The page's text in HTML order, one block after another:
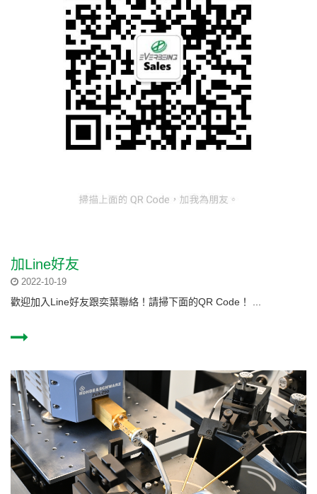
加Line好友
2022-10-19
歡迎加入Line好友跟奕葉聯絡！請掃下面的QR Code！ ...